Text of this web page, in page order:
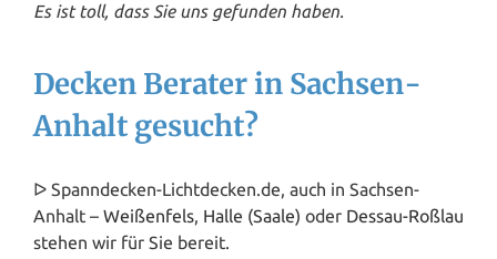
Es ist toll, dass Sie uns gefunden haben.
Decken Berater in Sachsen-
Anhalt gesucht?
ᐅ Spanndecken-Lichtdecken.de, auch in Sachsen-
Anhalt – Weißenfels, Halle (Saale) oder Dessau-Roßlau
stehen wir für Sie bereit.